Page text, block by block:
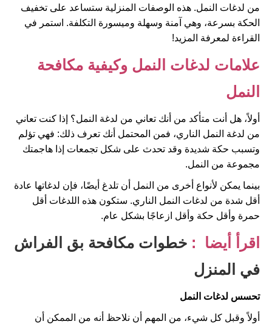
من لدغات النمل. هذه الوصفات المنزلية ستساعد على تخفيف
الحكة بسرعة، وهي آمنة وسهلة وميسورة التكلفة. استمر في
القراءة لمعرفة المزيد!
علامات لدغات النمل وكيفية مكافحة
النمل
أولاً، هل أنت متأكد من أنك تعاني من لدغة النمل؟ إذا كنت تعاني
من لدغة النمل الناري، فمن المحتمل أنك تعرف ذلك: فهي تؤلم
وتسبب حكة شديدة وقد تحدث على شكل تجمعات إذا هاجمتك
مجموعة من النمل.
بينما يمكن لأنواع أخرى من النمل أن تلدغ أيضًا، فإن لدغاتها عادة
أقل شدة من لدغات النمل الناري. ستكون هذه اللدغات أقل
حمرة وأقل حكة وأقل ازعاجًا بشكل عام.
اقرأ أيضا : خطوات مكافحة بق الفراش
في المنزل
تحسس لدغات النمل
أولاً وقبل كل شيء، من المهم أن نلاحظ أنه من الممكن أن